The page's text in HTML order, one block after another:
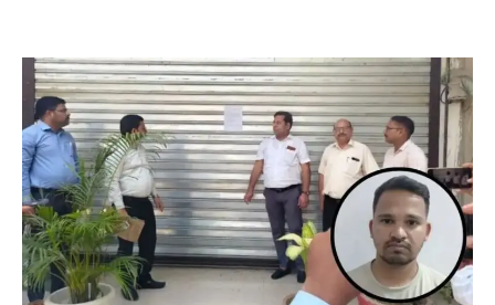
उत्तराखण्ड कुमाऊं ख़बरें नैनीताल
हल्द्वानी में खड़गे का हुंकार, नौकरियों से लेकर
संविधान और भ्रष्टाचार तक भाजपा को घेरा
Admin August 8, 2026
हल्द्वानी में आयोजित विजय शंखनाद रैली को संबोधित करते